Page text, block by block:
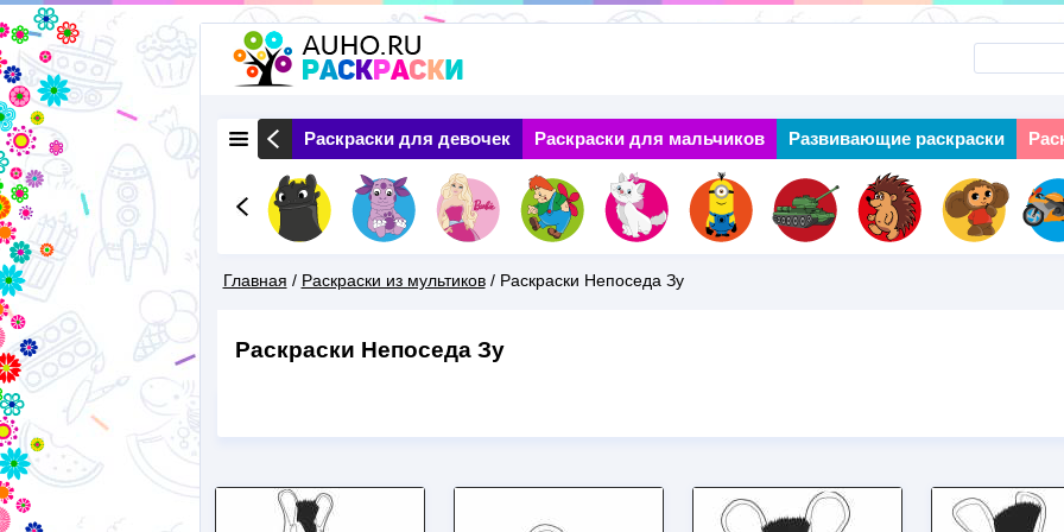
основному
содержанию
Раскраски Природа Раскраски для девочек Раскраски для мальчиков Развивающие раскраски
Next
Здесь
Главная / Раскраски из мультиков / Раскраски Непоседа Зу
Раскраски Непоседа Зу